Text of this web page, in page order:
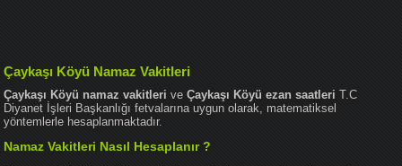
Çaykaşı Köyü Namaz Vakitleri
Çaykaşı Köyü namaz vakitleri veÇaykaşı Köyü ezan saatleri T.C
Diyanet İşleri Başkanlığı fetvalarına uygun olarak, matematiksel
yöntemlerle hesaplanmaktadır.
Namaz Vakitleri Nasıl Hesaplanır ?